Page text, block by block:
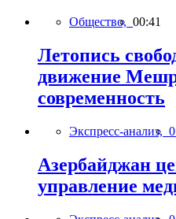
Общество, 00:41
Летопись
движение
современность
Экспресс-анализ,
Азербайджан
управление